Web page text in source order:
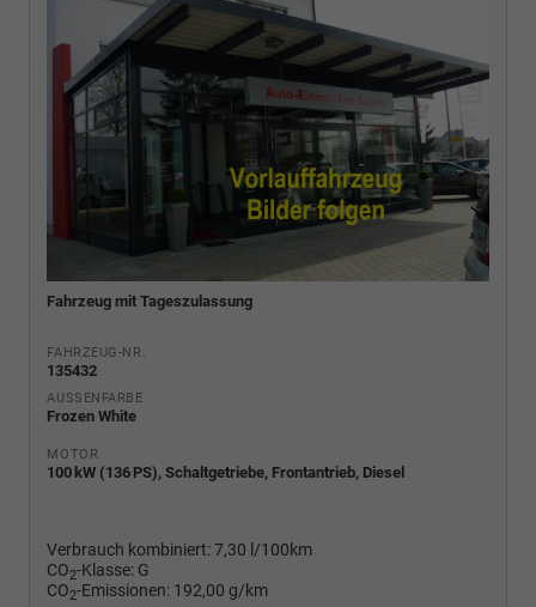
Fahrzeug mit Tageszulassung
FAHRZEUG-NR.
135432
AUSSENFARBE
Frozen White
MOTOR
100 kW (136 PS), Schaltgetriebe, Frontantrieb, Diesel
Verbrauch kombiniert:7,30 l/100km
CO2-Klasse: G
CO2-Emissionen: 192,00 g/km